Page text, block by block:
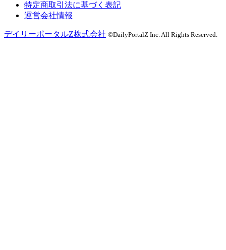
特定商取引法に基づく表記
運営会社情報
デイリーポータルZ株式会社 ©DailyPortalZ Inc. All Rights Reserved.